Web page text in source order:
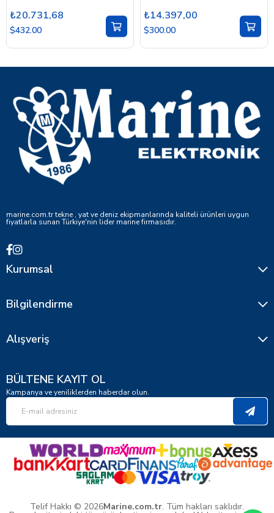
₺20.731,68
$432.00
₺14.397,00
$300.00
marine.com.tr tekne , yat ve deniz ekipmanlarında kaliteli ürünleri uygun
fiyatlarla sunan Türkiye'nin lider marine firmasıdır.
Kurumsal
Bilgilendirme
Alışveriş
BÜLTENE KAYIT OL
Kampanya ve yeniliklerden haberdar olun.
Telif Hakkı © 2026Marine.com.tr. Tüm hakları saklıdır.